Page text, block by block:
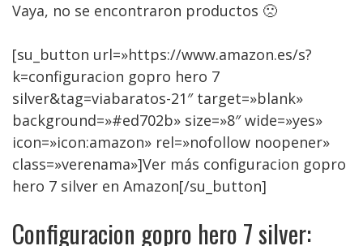
Vaya, no se encontraron productos 🙁
[su_button url=»https://www.amazon.es/s?
k=configuracion gopro hero 7
silver&tag=viabaratos-21″ target=»blank»
background=»#ed702b» size=»8″ wide=»yes»
icon=»icon:amazon» rel=»nofollow noopener»
class=»verenama»]Ver más configuracion gopro
hero 7 silver en Amazon[/su_button]
Configuracion gopro hero 7 silver: